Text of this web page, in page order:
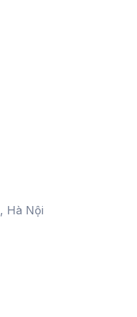
Sang Sông
Hà Nội